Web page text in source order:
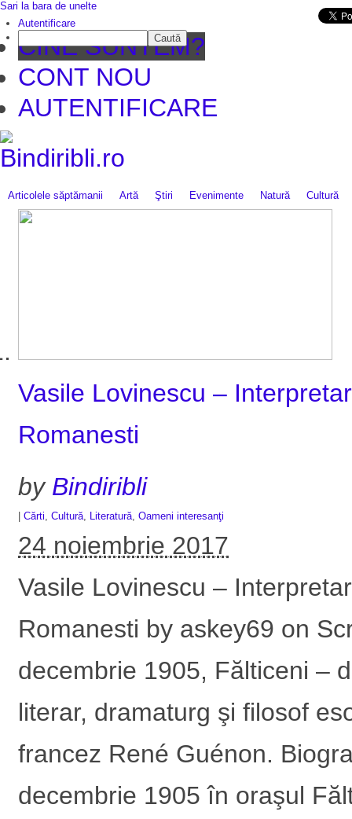
CINE SUNTEM?
CONT NOU
AUTENTIFICARE
Articolele săptămanii Artă Ştiri Evenimente Natură Cultură
Vasile Lovinescu –
Romanesti
by Bindiribli
Cărti ,Cultură Literatură ,Oameni interesanţi
24 noiembrie 2017
Vasile Lovinescu –
Romanesti by askey69 on
decembrie 1905, Fălticeni –
literar, dramaturg şi filosof
francez René Guénon.
decembrie 1905 în oraşul
Sari la bara de unelte
Autentificare
Caută